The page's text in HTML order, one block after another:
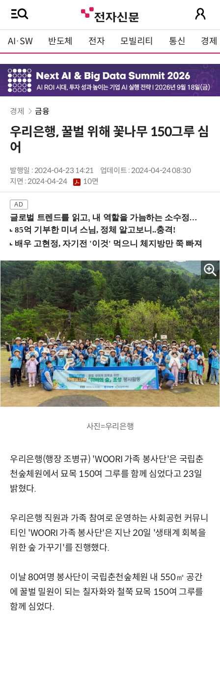
AI·SW 반도체 전자 모빌리티 통신 경제
경제 금융
우리은행, 꿀벌 위해 꽃나무 150그루 심
어
발행일 : 2024-04-23 14:21
업데이트 : 2024-04-24 08:30
지면 :2024-04-24 10면
글로벌 트렌드를 읽고, 내 역할을 가늠하는 소수정예 실습 워크숍 (8/28 신논현역)
사진=우리은행
우리은행(행장 조병규) 'WOORI 가족 봉사단'은 국립춘
천숲체원에서 묘목 150여 그루를 함께 심었다고 23일
밝혔다.
우리은행 직원과 가족 참여로 운영하는 사회공헌 커뮤니
티인 'WOORI 가족 봉사단'은 지난 20일 '생태계 회복을
위한 숲 가꾸기'를 진행했다.
이날 80여명 봉사단이 국립춘천숲체원 내 550㎡ 공간
에 꿀벌 밀원이 되는 칠자화와 철쭉 묘목 150여 그루를
함께 심었다.